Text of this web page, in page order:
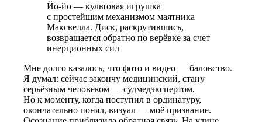
Йо-йо — культовая игрушка
с простейшим механизмом маятника
Максвелла. Диск, раскрутившись,
возвращается обратно по верёвке за счет
инерционных сил
Мне долго казалось, что фото и видео — баловство.
Я думал: сейчас закончу медицинский, стану
серьёзным человеком — судмедэкспертом.
Но к моменту, когда поступил в ординатуру,
окончательно понял, визуал — моё призвание.